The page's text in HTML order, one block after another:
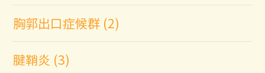
胸郭出口症候群 (2)
腱鞘炎 (3)